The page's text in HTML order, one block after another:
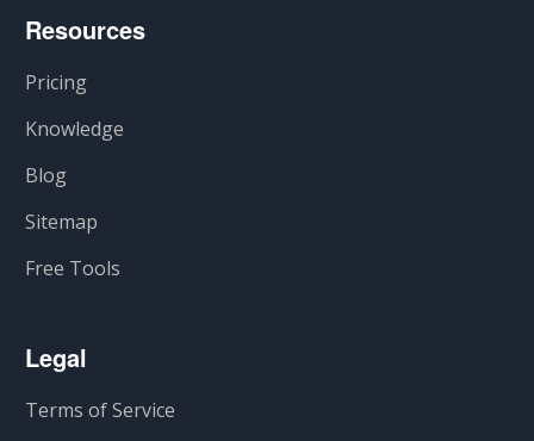
Resources
Pricing
Knowledge
Blog
Sitemap
Free Tools
Legal
Terms of Service